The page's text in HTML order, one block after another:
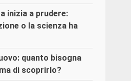
inizia a prudere:
o la scienza ha
quanto bisogna
di scoprirlo?